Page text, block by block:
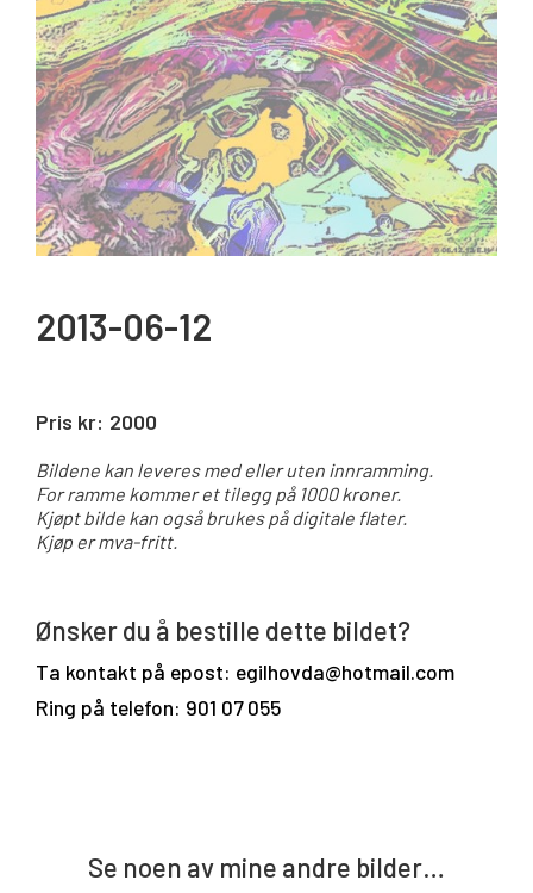
2013-06-12
Pris kr: 2000
Bildene kan leveres med eller uten innramming.
For ramme kommer et tilegg på 1000 kroner.
Kjøpt bilde kan også brukes på digitale flater.
Kjøp er mva-fritt.
Ønsker du å bestille dette bildet?
Ta kontakt på epost: egilhovda@hotmail.com
Ring på telefon: 901 07 055
Se noen av mine andre bilder…